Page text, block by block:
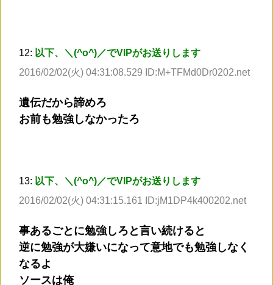
12: 以下、＼(^o^)／でVIPがお送りします
2016/02/02(火) 04:31:08.529 ID:M+TFMd0Dr0202.net
遺伝だから諦めろ
お前も勉強しなかったろ
13: 以下、＼(^o^)／でVIPがお送りします
2016/02/02(火) 04:31:15.161 ID:jM1DP4k400202.net
事あるごとに勉強しろと言い続けると
逆に勉強が大嫌いになって意地でも勉強しなく
なるよ
ソースは俺